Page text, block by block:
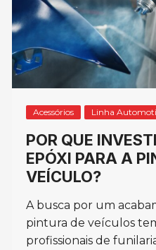
Acessórios Linha
POR QUE
EPÓXI PARA A
VEÍCULO?
A busca por um
pintura de veículos
profissionais de